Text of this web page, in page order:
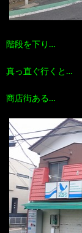
階段を下り…
真っ直ぐ行くと…
商店街ある…